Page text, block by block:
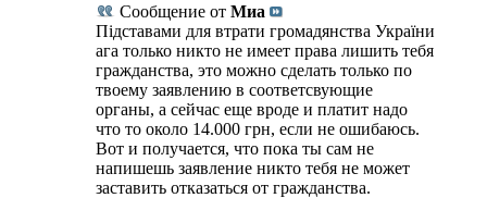
Сообщение от Миа
Підставами для втрати громадянства України
ага только никто не имеет права лишить тебя
гражданства, это можно сделать только по
твоему заявлению в соответсвующие
органы, а сейчас еще вроде и платит надо
что то около 14.000 грн, если не ошибаюсь.
Вот и получается, что пока ты сам не
напишешь заявление никто тебя не может
заставить отказаться от гражданства.